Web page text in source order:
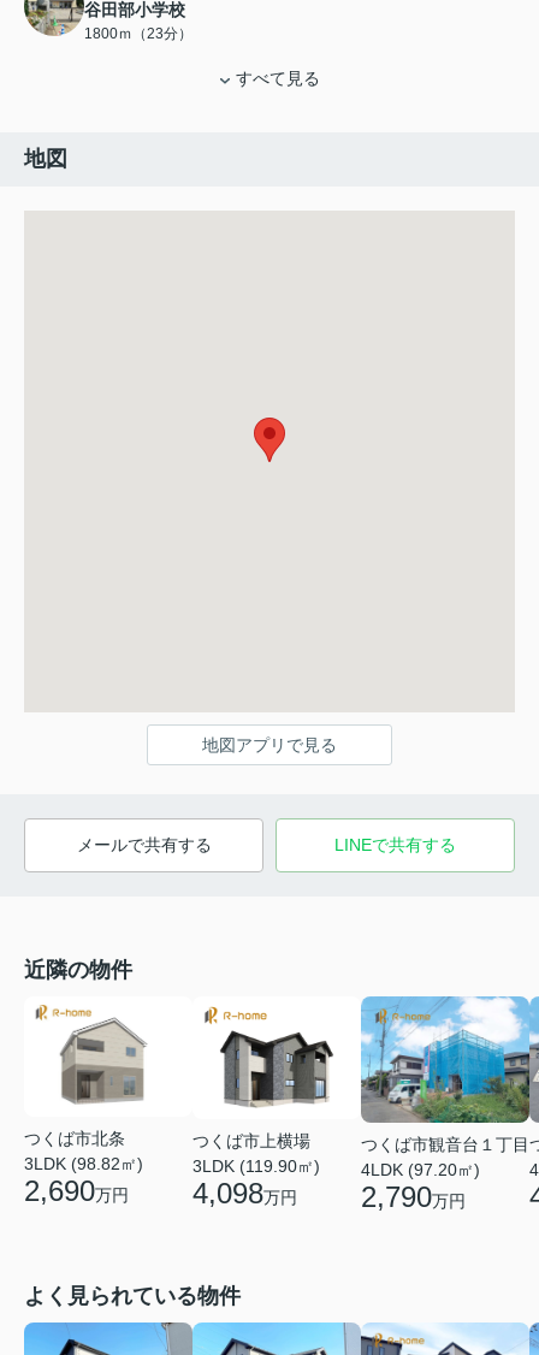
谷田部小学校
1800ｍ（23分）
すべて見る
地図
地図アプリで見る
メールで共有する LINEで共有する
近隣の物件
つくば市北条
3LDK (98.82㎡)
2,690万円
つくば市上横場
3LDK (119.90㎡)
4,098万円
つくば市観音台１丁目
4LDK (97.20㎡)
2,790万円
よく見られている物件